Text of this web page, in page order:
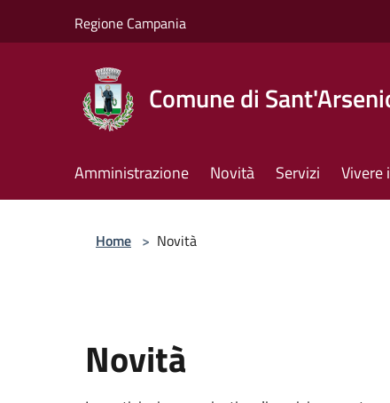
Regione Campania
Comune di
Amministrazione Novità Servizi Vivere
Home > Novità
Novità